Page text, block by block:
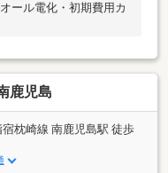
ール電化・初期費用カ
鹿児島
宿枕崎線 南鹿児島駅 徒歩